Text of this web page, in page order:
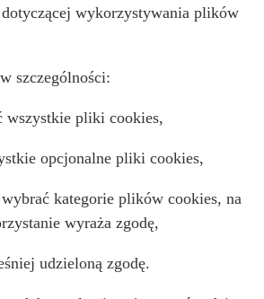
wykorzystywania plików
szczególności:
wszystkie pliki cookies,
opcjonalne pliki cookies,
kategorie plików cookies, na
wyraża zgodę,
udzieloną zgodę.